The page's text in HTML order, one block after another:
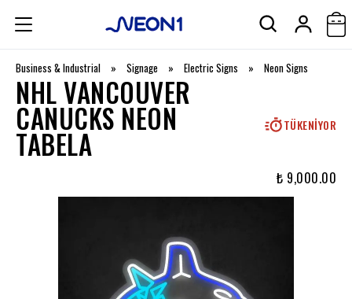
Business & Industrial » Signage » Electric Signs » Neon Signs
NHL VANCOUVER
CANUCKS NEON
TABELA
TÜKENIYOR
₺ 9,000.00